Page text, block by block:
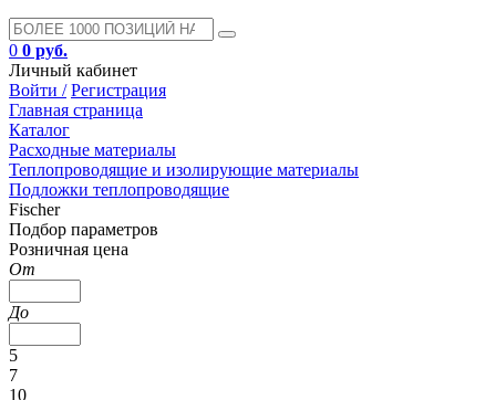
0 0 руб.
Личный кабинет
Войти / Регистрация
Главная страница
Каталог
Расходные материалы
Теплопроводящие и изолирующие материалы
Подложки теплопроводящие
Fischer
Подбор параметров
Розничная цена
От
До
5
7
10